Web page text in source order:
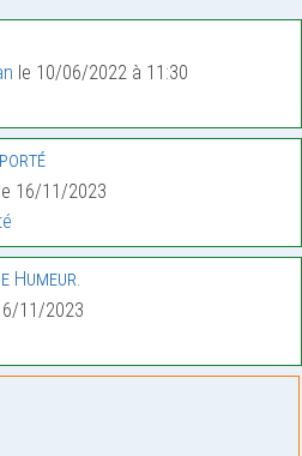
le 10/06/2022 à 11:30
le 16/11/2023
Humeur.
11/2023